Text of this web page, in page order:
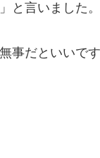
と言いました。
事だといいで